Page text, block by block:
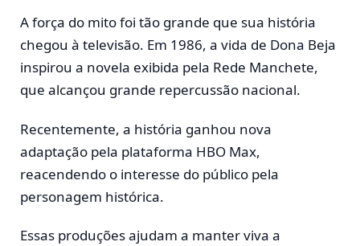
A força do mito foi tão grande que sua história
chegou à televisão. Em 1986, a vida de Dona Beja
inspirou a novela exibida pela Rede Manchete,
que alcançou grande repercussão nacional.
Recentemente, a história ganhou nova
adaptação pela plataforma HBO Max,
reacendendo o interesse do público pela
personagem histórica.
Essas produções ajudam a manter viva a